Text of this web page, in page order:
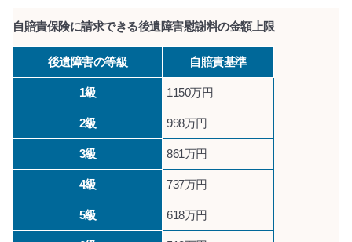
自賠責保険に請求できる後遺障害慰謝料の金額上限
後遺障害の等級 自賠責基準
1級 1150万円
2級 998万円
3級 861万円
4級 737万円
5級 618万円